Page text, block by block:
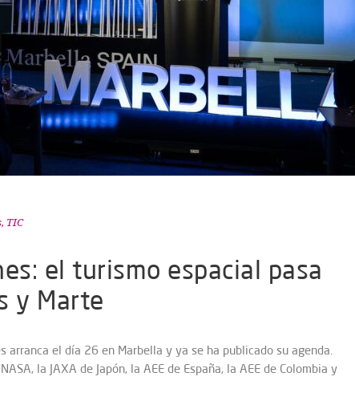
, TIC
el turismo espacial pasa
y Marte
arranca el día 26 en Marbella y ya se ha publicado su agenda.
la JAXA de Japón, la AEE de España, la AEE de Colombia y